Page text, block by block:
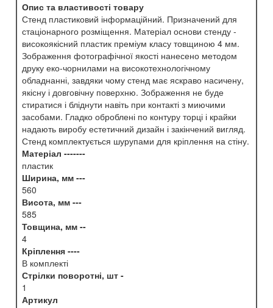
Опис та властивості товару
Стенд пластиковий інформаційний. Призначений для
стаціонарного розміщення. Матеріал основи стенду -
високоякісний пластик преміум класу товщиною 4 мм.
Зображення фотографічної якості нанесено методом
друку еко-чорнилами на високотехнологічному
обладнанні, завдяки чому стенд має яскраво насичену,
якісну і довговічну поверхню. Зображення не буде
стиратися і бліднути навіть при контакті з миючими
засобами. Гладко оброблені по контуру торці і крайки
надають виробу естетичний дизайн і закінчений вигляд.
Стенд комплектується шурупами для кріплення на стіну.
Матеріал -------
пластик
Ширина, мм ---
560
Висота, мм ---
585
Товщина, мм --
4
Кріплення ----
В комплекті
Стрілки поворотні, шт -
1
Артикул